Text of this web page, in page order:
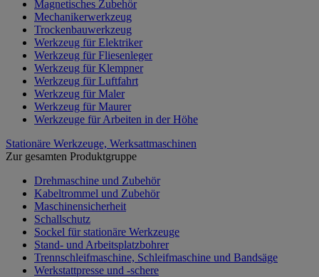
Magnetisches Zubehör
Mechanikerwerkzeug
Trockenbauwerkzeug
Werkzeug für Elektriker
Werkzeug für Fliesenleger
Werkzeug für Klempner
Werkzeug für Luftfahrt
Werkzeug für Maler
Werkzeug für Maurer
Werkzeuge für Arbeiten in der Höhe
Stationäre Werkzeuge, Werksattmaschinen
Zur gesamten Produktgruppe
Drehmaschine und Zubehör
Kabeltrommel und Zubehör
Maschinensicherheit
Schallschutz
Sockel für stationäre Werkzeuge
Stand- und Arbeitsplatzbohrer
Trennschleifmaschine, Schleifmaschine und Bandsäge
Werkstattpresse und -schere